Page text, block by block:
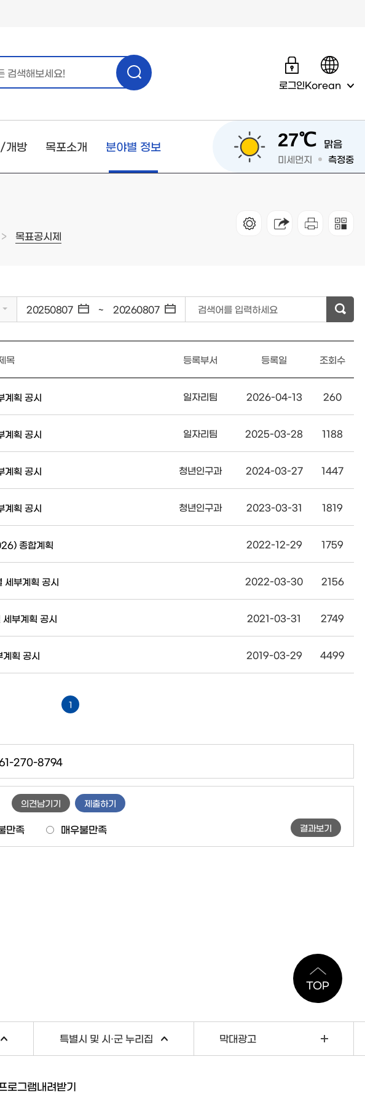
로그인Korean
/개방 목포소개 분야별 정보 27℃ 맑음
미세먼지 측정중
> 목표공시제
~ 검색어를 입력하세요
목 등록부서 등록일 조회수
계획 공시 일자리팀 2026-04-13 260
계획 공시 일자리팀 2025-03-28 1188
계획 공시 청년인구과 2024-03-27 1447
계획 공시 청년인구과 2023-03-31 1819
종합계획 2022-12-29 1759
세부계획 공시 2022-03-30 2156
부계획 공시 2021-03-31 2749
획 공시 2019-03-29 4499
1
270-8794
만족 매우불만족
의견남기기 제출하기
결과보기
TOP
특별시 및 시·군 누리집 막대광고
로그램내려받기